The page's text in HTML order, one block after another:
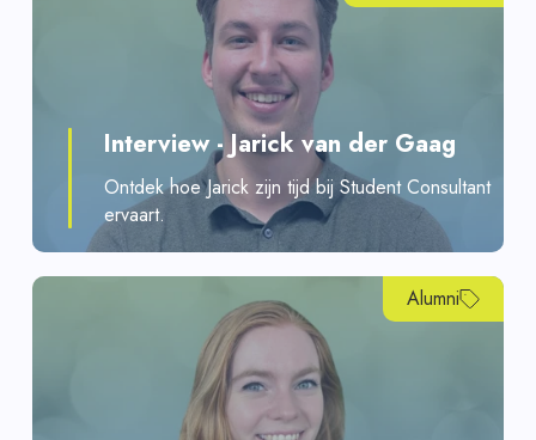
Interview - Jarick van der Gaag
Ontdek hoe Jarick zijn tijd bij Student Consultant
ervaart.
Alumni